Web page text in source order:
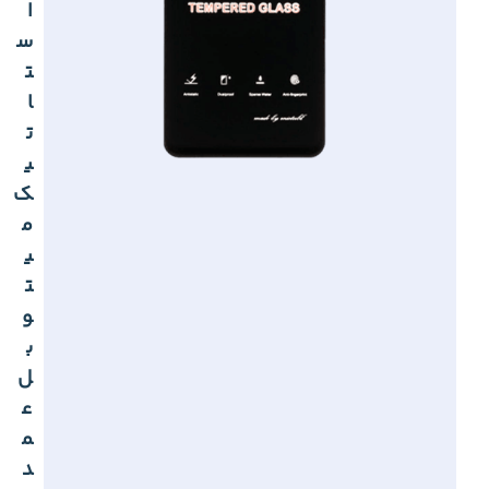
ا
س
ت
ا
ت
ی
ک
م
ی
ت
و
ب
ل
ع
م
د